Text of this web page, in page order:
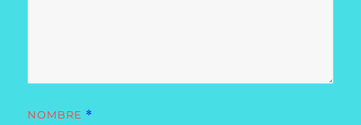
NOMBRE *